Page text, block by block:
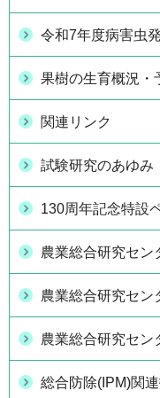
令和7年度病害虫
果樹の生育概況・
関連リンク
試験研究のあゆみ
130周年記念特設
農業総合研究セ
農業総合研究セン
農業総合研究セン
総合防除(IPM)関